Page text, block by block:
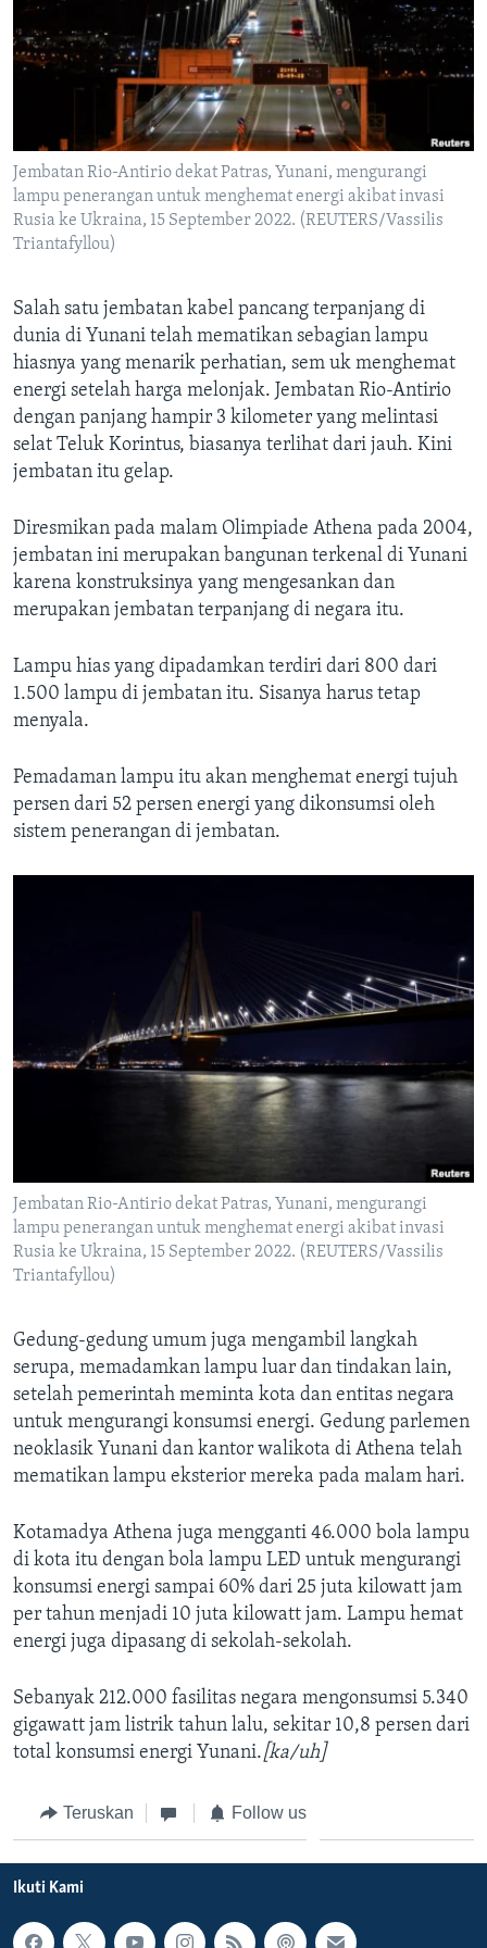
Jembatan Rio-Antirio dekat Patras, Yunani, mengurangi
lampu penerangan untuk menghemat energi akibat invasi
Rusia ke Ukraina, 15 September 2022. (REUTERS/Vassilis
Triantafyllou)
Salah satu jembatan kabel pancang terpanjang di
dunia di Yunani telah mematikan sebagian lampu
hiasnya yang menarik perhatian, sem uk menghemat
energi setelah harga melonjak. Jembatan Rio-Antirio
dengan panjang hampir 3 kilometer yang melintasi
selat Teluk Korintus, biasanya terlihat dari jauh. Kini
jembatan itu gelap.
Diresmikan pada malam Olimpiade Athena pada 2004,
jembatan ini merupakan bangunan terkenal di Yunani
karena konstruksinya yang mengesankan dan
merupakan jembatan terpanjang di negara itu.
Lampu hias yang dipadamkan terdiri dari 800 dari
1.500 lampu di jembatan itu. Sisanya harus tetap
menyala.
Pemadaman lampu itu akan menghemat energi tujuh
persen dari 52 persen energi yang dikonsumsi oleh
sistem penerangan di jembatan.
Jembatan Rio-Antirio dekat Patras, Yunani, mengurangi
lampu penerangan untuk menghemat energi akibat invasi
Rusia ke Ukraina, 15 September 2022. (REUTERS/Vassilis
Triantafyllou)
Gedung-gedung umum juga mengambil langkah
serupa, memadamkan lampu luar dan tindakan lain,
setelah pemerintah meminta kota dan entitas negara
untuk mengurangi konsumsi energi. Gedung parlemen
neoklasik Yunani dan kantor walikota di Athena telah
mematikan lampu eksterior mereka pada malam hari.
Kotamadya Athena juga mengganti 46.000 bola lampu
di kota itu dengan bola lampu LED untuk mengurangi
konsumsi energi sampai 60% dari 25 juta kilowatt jam
per tahun menjadi 10 juta kilowatt jam. Lampu hemat
energi juga dipasang di sekolah-sekolah.
Sebanyak 212.000 fasilitas negara mengonsumsi 5.340
gigawatt jam listrik tahun lalu, sekitar 10,8 persen dari
total konsumsi energi Yunani.[ka/uh]
Teruskan Follow us
Ikuti Kami